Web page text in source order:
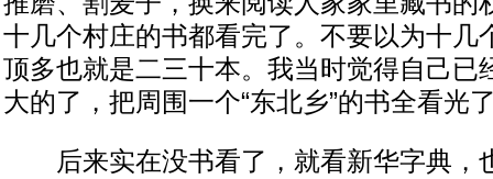
十几个村庄的书都看完了。不要以为十几
顶多也就是二三十本。我当时觉得自己已
大的了，把周围一个“东北乡”的书全看光
后来实在没书看了，就看新华字典，